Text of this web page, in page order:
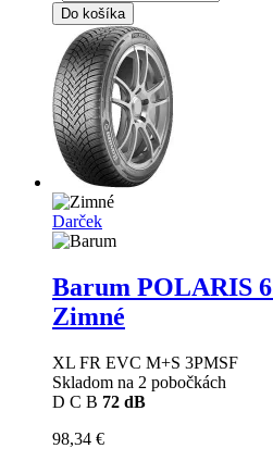
Do košíka
Darček
Barum POLARIS 6
Zimné
XL FR EVC M+S 3PMSF
Skladom na 2 pobočkách
D C B 72 dB
98,34 €